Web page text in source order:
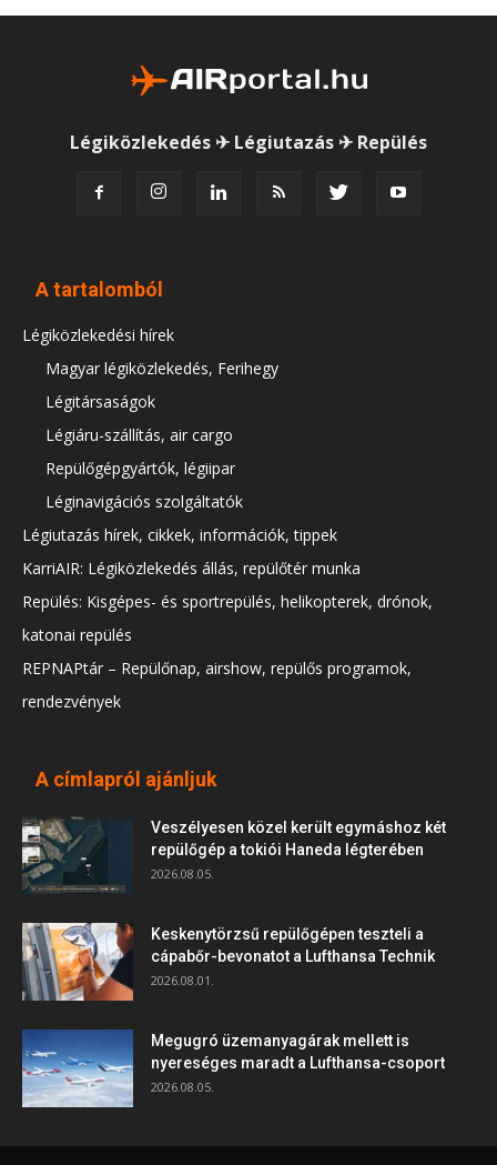
Légiközlekedés ✈ Légiutazás ✈ Repülés
A tartalomból
Légiközlekedési hírek
Magyar légiközlekedés, Ferihegy
Légitársaságok
Légiáru-szállítás, air cargo
Repülőgépgyártók, légiipar
Léginavigációs szolgáltatók
Légiutazás hírek, cikkek, információk, tippek
KarriAIR: Légiközlekedés állás, repülőtér munka
Repülés: Kisgépes- és sportrepülés, helikopterek, drónok,
katonai repülés
REPNAPtár – Repülőnap, airshow, repülős programok,
rendezvények
A címlapról ajánljuk
Veszélyesen közel került egymáshoz két
repülőgép a tokiói Haneda légterében
2026.08.05.
Keskenytörzsű repülőgépen teszteli a
cápabőr-bevonatot a Lufthansa Technik
2026.08.01.
Megugró üzemanyagárak mellett is
nyereséges maradt a Lufthansa-csoport
2026.08.05.